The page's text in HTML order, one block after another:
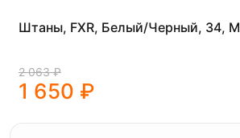
Штаны, FXR, Белый/Черный, 34, M
2 063 ₽
1 650 ₽